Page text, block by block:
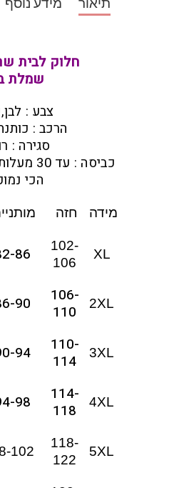
חלוק לבית
שמלת
צבע :
הרכב : כותנה
סגירה :
כביסה :
הכי
מידה חזה
XL
102-
106
86
2XL
106-
110
90
3XL
110-
114
94
4XL
114-
118
98
5XL
118-
122
102